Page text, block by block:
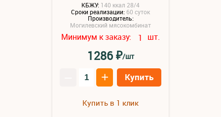
КБЖУ: 140 ккал 28/4
Сроки реализации: 60 суток
Производитель:
Могилевский мясокомбинат
Минимум к заказу: 1 шт.
1286₽/шт
+ Купить
Купить в 1 клик